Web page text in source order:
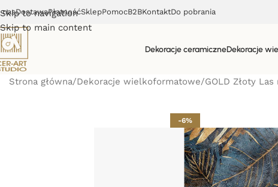
Skip to navigation
Skip to main content
nasDostawaPłatnośćSklepPomocB2BKontaktDo pobrania
Dekoracje ceramiczneDekoracje
Strona główna Dekoracje wielkoformatowe GOLD Złoty
-6%